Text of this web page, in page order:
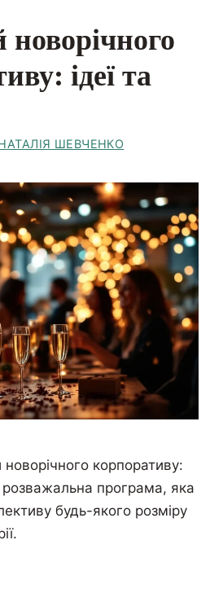
ідеї та
ШЕВЧЕНКО
новорічного корпоративу:
розважальна програма, яка
будь-якого розміру